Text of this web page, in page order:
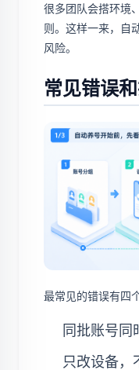
很多团队会搭环境
则。这样一来，自
风险。
常见错误
最常见的错误有四个
同批账号同
只改设备，